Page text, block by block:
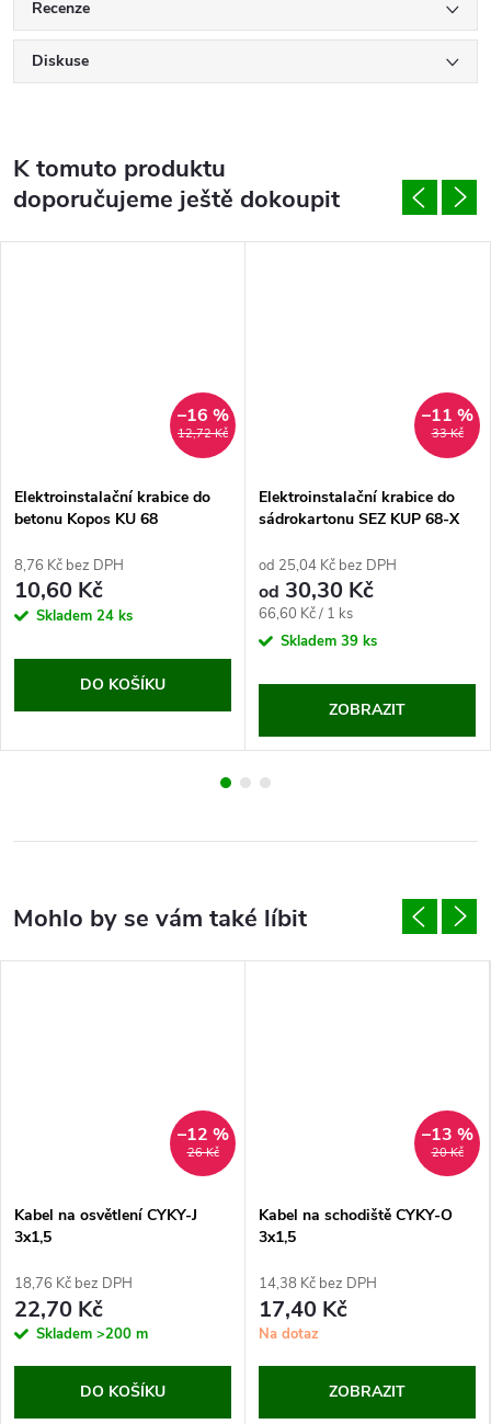
Recenze
Diskuse
K tomuto produktu
doporučujeme ještě dokoupit
12,72 Kč
–16 %
Elektroinstalační krabice do
betonu Kopos KU 68
8,76 Kč bez DPH
10,60 Kč
Skladem 24 ks
DO KOŠÍKU
33 Kč
–11 %
Elektroinstalační krabice do
sádrokartonu SEZ KUP 68-X
od 25,04 Kč bez DPH
od 30,30 Kč
Měrná
cena:
66,60 Kč / 1 ks
Skladem 39 ks
ZOBRAZIT
26 Kč
–12 %
Kabel na osvětlení CYKY-J
3x1,5
18,76 Kč bez DPH
22,70 Kč
Skladem >200 m
DO KOŠÍKU
20 Kč
–13 %
Kabel na schodiště CYKY-O
3x1,5
14,38 Kč bez DPH
17,40 Kč
Na dotaz
ZOBRAZIT